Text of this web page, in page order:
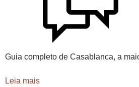
Guia completo de Casablanca, a
Leia mais